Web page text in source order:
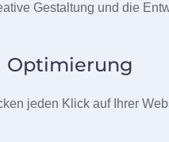
Gestaltung und die
Optimierung
jeden Klick auf Ihrer